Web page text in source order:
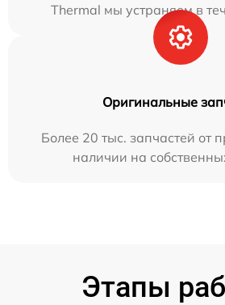
Thermal мы устраняем в
Оригинальные
Более 20 тыс. запчастей от
наличии на
Этапы